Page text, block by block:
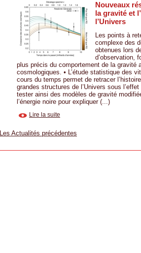
Nouveaux
la gravité et
l’Univers
Les points à
complexe des
obtenues lors
d’observation,
plus précis du comportement de la gravité
cosmologiques. • L’étude statistique des
cours du temps permet de retracer
grandes structures de l’Univers sous
tester ainsi des modèles de gravité
l’énergie noire pour expliquer (...)
Lire la suite
Les Actualités précédentes